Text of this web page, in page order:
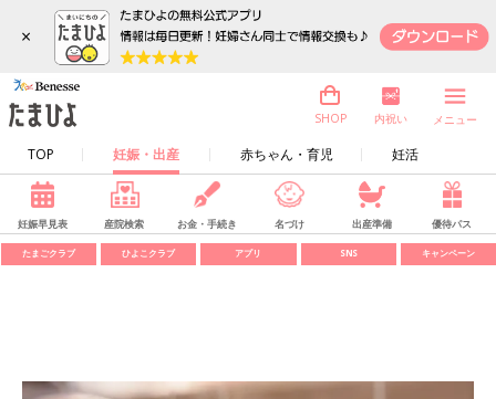
×
TOP 妊娠・出産 赤ちゃん・育児 妊活
SHOP 内祝い メニュー
妊娠早見表 産院検索 お金・手続き 名づけ 出産準備 優待パス
たまごクラブ ひよこクラブ アプリ SNS キャンペーン